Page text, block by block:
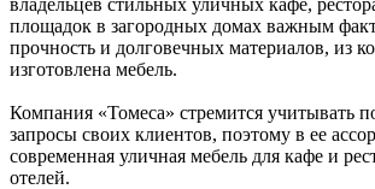
площадок в загородных домах важным
прочность и долговечных материалов, из
изготовлена мебель.
Компания «Томеса» стремится учитывать
запросы своих клиентов, поэтому в ее
современная уличная мебель для кафе и
отелей.